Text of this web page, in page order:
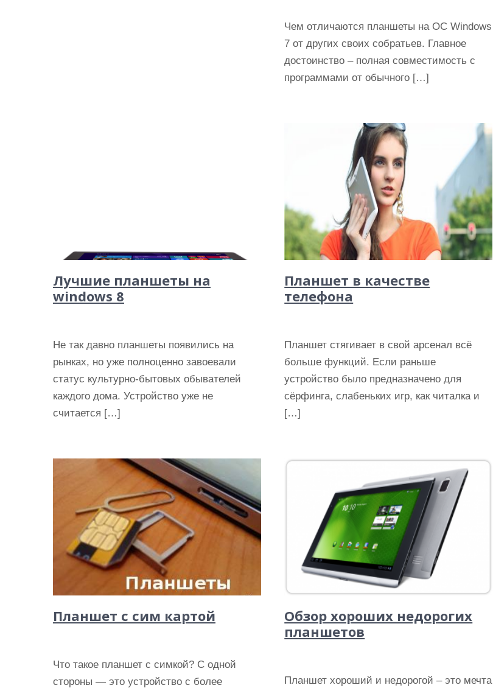
Чем отличаются планшеты на ОС Windows
7 от других своих собратьев. Главное
достоинство – полная совместимость с
программами от обычного […]
Лучшие планшеты на
windows 8
Не так давно планшеты появились на
рынках, но уже полноценно завоевали
статус культурно-бытовых обывателей
каждого дома. Устройство уже не
считается […]
Планшет в качестве
телефона
Планшет стягивает в свой арсенал всё
больше функций. Если раньше
устройство было предназначено для
сёрфинга, слабеньких игр, как читалка и
[…]
Планшет с сим картой
Что такое планшет с симкой? С одной
стороны — это устройство с более
Обзор хороших недорогих
планшетов
Планшет хороший и недорогой – это мечта